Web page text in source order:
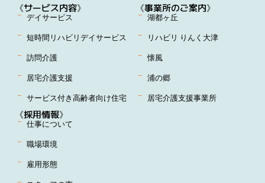
《サービス内容》
デイサービス
短時間リハビリデイサービス
訪問介護
居宅介護支援
サービス付き高齢者向け住宅
《事業所のご案内》
湖都ヶ丘
リハビリ りんく大津
懐風
浦の郷
居宅介護支援事業所
《採用情報》
仕事について
職場環境
雇用形態